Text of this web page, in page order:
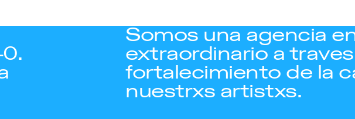
Somos una agencia
extraordinario a
fortalecimiento de la
nuestrxs artistxs.